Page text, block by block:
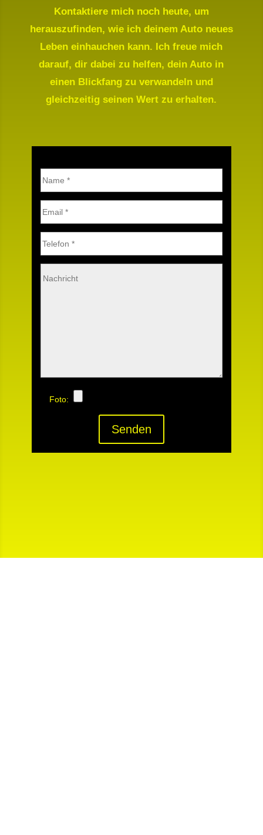
Kontaktiere mich noch heute, um
herauszufinden, wie ich deinem Auto neues
Leben einhauchen kann. Ich freue mich
darauf, dir dabei zu helfen, dein Auto in
einen Blickfang zu verwandeln und
gleichzeitig seinen Wert zu erhalten.
Foto:
Senden